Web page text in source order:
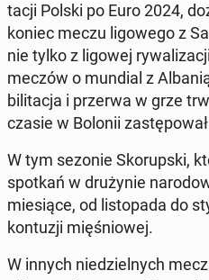
tacji Polski po Euro 2024,
koniec meczu ligowego z
nie tylko z ligowej
meczów o mundial z
bil­i­tac­ja i przerwa w grze
czasie w Bolonii
W tym sezonie Sko­rup­s­ki,
spotkań w drużynie
miesiące, od listopa­da do
kon­tuzji mięśniowej.
W innych niedziel­nych